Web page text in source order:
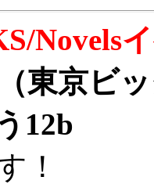
Novels
東京ビ
12b
！